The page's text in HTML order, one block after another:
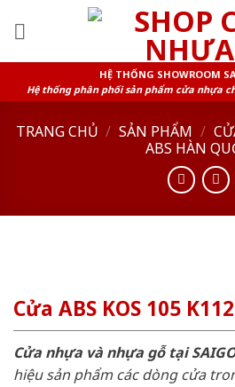
HỆ THỐNG SHOWROOM
Hệ thống phân phối sản phẩm cửa nhựa
TRANG CHỦ / SẢN PHẨM /
ABS HÀN
Cửa ABS KOS 105
Cửa nhựa và nhựa gỗ tại
hiệu sản phẩm các dòng cửa